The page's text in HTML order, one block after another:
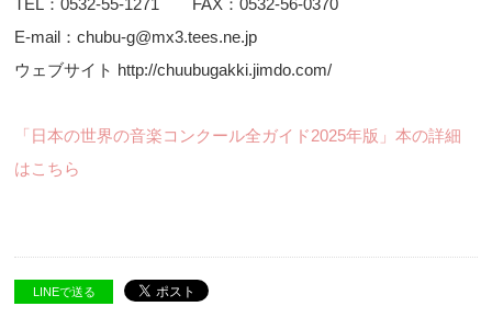
TEL：0532-55-1271 FAX：0532-56-0370
E-mail：chubu-g@mx3.tees.ne.jp
ウェブサイト http://chuubugakki.jimdo.com/
「日本の世界の音楽コンクール全ガイド2025年版」本の詳細
はこちら
LINEで送る